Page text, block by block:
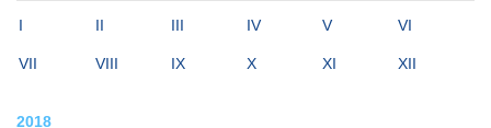
I II III IV V VI
VII VIII IX X XI XII
2018